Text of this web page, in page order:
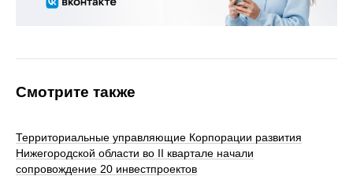
Смотрите также
Территориальные управляющие Корпорации развития
Нижегородской области во II квартале начали
сопровождение 20 инвестпроектов